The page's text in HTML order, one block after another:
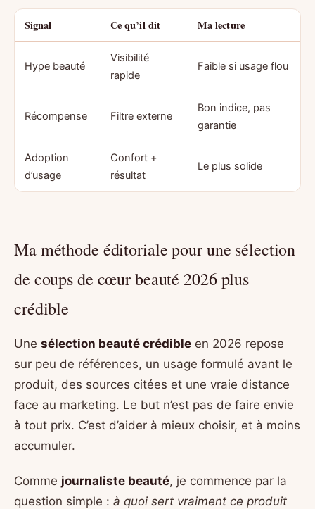
Signal Ce qu’il dit Ma lecture
Hype beauté
Visibilité
rapide
Faible si usage flou
Récompense Filtre externe
Bon indice, pas
garantie
Adoption
d’usage
Confort +
résultat
Le plus solide
Ma méthode éditoriale pour une sélection
de coups de cœur beauté 2026 plus
crédible
Une sélection beauté crédible en 2026 repose
sur peu de références, un usage formulé avant le
produit, des sources citées et une vraie distance
face au marketing. Le but n’est pas de faire envie
à tout prix. C’est d’aider à mieux choisir, et à moins
accumuler.
Comme journaliste beauté, je commence par la
question simple : à quoi sert vraiment ce produit